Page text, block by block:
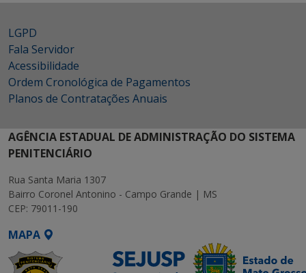
LGPD
Fala Servidor
Acessibilidade
Ordem Cronológica de Pagamentos
Planos de Contratações Anuais
AGÊNCIA ESTADUAL DE ADMINISTRAÇÃO DO SISTEMA
PENITENCIÁRIO
Rua Santa Maria 1307
Bairro Coronel Antonino - Campo Grande | MS
CEP: 79011-190
MAPA